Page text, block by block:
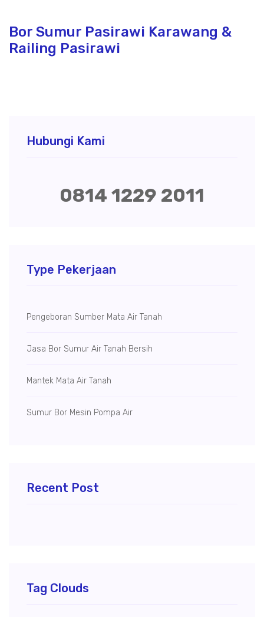
Bor Sumur Pasirawi Karawang &
Railing Pasirawi
Hubungi Kami
0814 1229 2011
Type Pekerjaan
Pengeboran Sumber Mata Air Tanah
Jasa Bor Sumur Air Tanah Bersih
Mantek Mata Air Tanah
Sumur Bor Mesin Pompa Air
Recent Post
Tag Clouds